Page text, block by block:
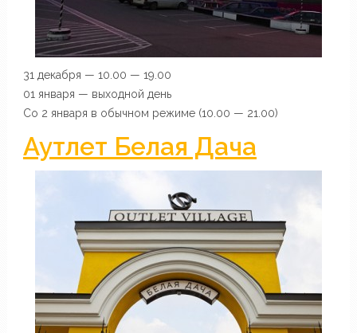
31 декабря — 10.00 — 19.00
01 января — выходной день
Со 2 января в обычном режиме (10.00 — 21.00)
Аутлет Белая Дача